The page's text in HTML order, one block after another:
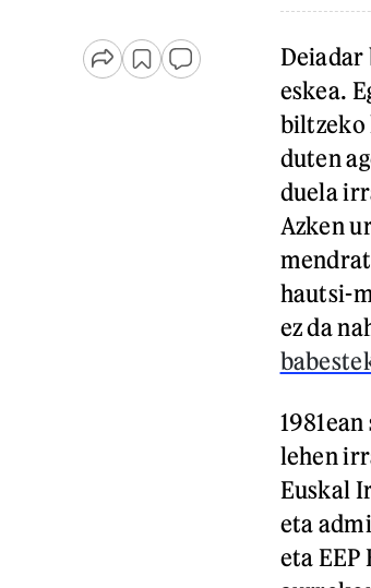
Deiadar
eskea.
biltzeko
duten
duela
Azken
hautsi-
ez da
lehen
Euskal
eta
eta